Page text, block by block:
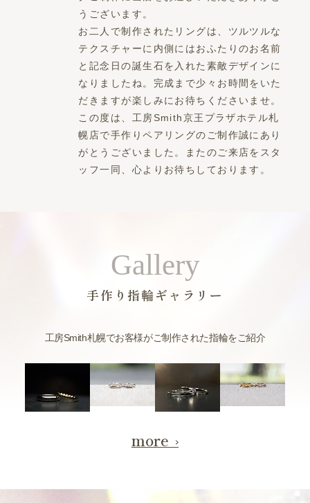
うございます。
お二人で制作されたリングは、ツルツルな
テクスチャーに内側にはおふたりのお名前
と記念日の誕生石を入れた素敵デザインに
なりましたね。完成まで少々お時間をいた
だきますが楽しみにお待ちくださいませ。
この度は、工房Smith京王プラザホテル札
幌店で手作りペアリングのご制作誠にあり
がとうございました。またのご来店をスタ
ッフ一同、心よりお待ちしております。
Gallery
手作り指輪ギャラリー
工房Smith札幌でお客様がご制作された指輪をご紹介
more